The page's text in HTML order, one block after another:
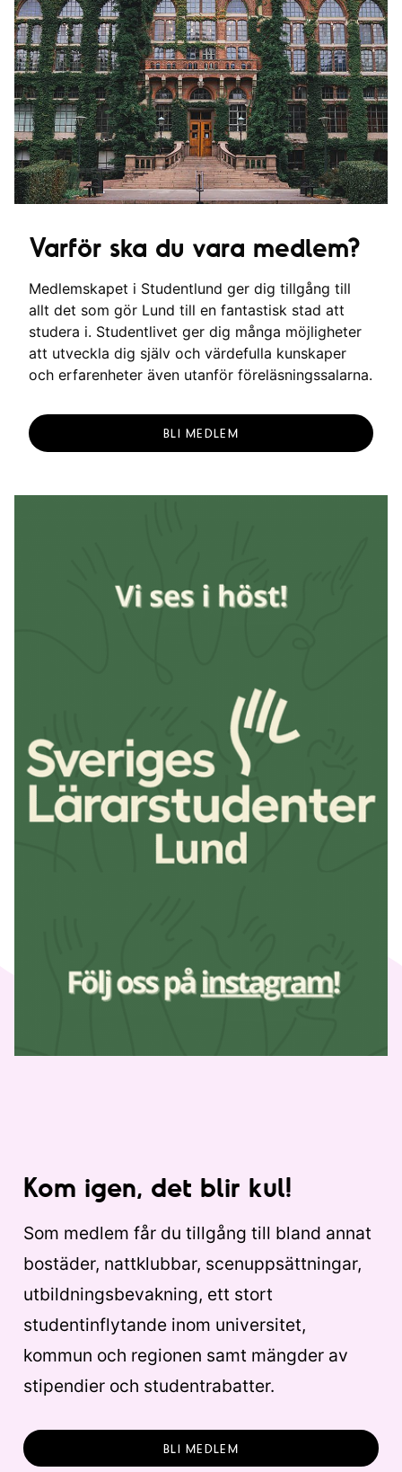
Varför ska du vara medlem?
Medlemskapet i Studentlund ger dig tillgång till
allt det som gör Lund till en fantastisk stad att
studera i. Studentlivet ger dig många möjligheter
att utveckla dig själv och värdefulla kunskaper
och erfarenheter även utanför föreläsningssalarna.
BLI MEDLEM
Kom igen, det blir kul!
Som medlem får du tillgång till bland annat
bostäder, nattklubbar, scenuppsättningar,
utbildningsbevakning, ett stort
studentinflytande inom universitet,
kommun och regionen samt mängder av
stipendier och studentrabatter.
BLI MEDLEM